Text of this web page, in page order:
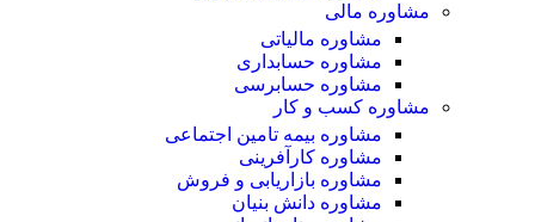
مشاوره مالی
مشاوره مالیاتی
مشاوره حسابداری
مشاوره حسابرسی
مشاوره کسب و کار
مشاوره بیمه تامین اجتماعی
مشاوره کارآفرینی
مشاوره بازاریابی و فروش
مشاوره دانش بنیان